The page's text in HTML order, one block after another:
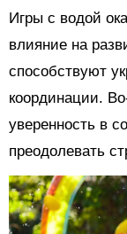
Игры с водой
влияние на
способствуют
координации.
уверенность в
преодолевать